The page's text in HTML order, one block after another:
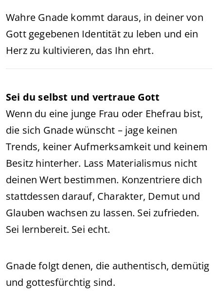
Wahre Gnade kommt daraus, in deiner von
Gott gegebenen Identität zu leben und ein
Herz zu kultivieren, das Ihn ehrt.
Sei du selbst und vertraue Gott
Wenn du eine junge Frau oder Ehefrau bist,
die sich Gnade wünscht – jage keinen
Trends, keiner Aufmerksamkeit und keinem
Besitz hinterher. Lass Materialismus nicht
deinen Wert bestimmen. Konzentriere dich
stattdessen darauf, Charakter, Demut und
Glauben wachsen zu lassen. Sei zufrieden.
Sei lernbereit. Sei echt.
Gnade folgt denen, die authentisch, demütig
und gottesfürchtig sind.